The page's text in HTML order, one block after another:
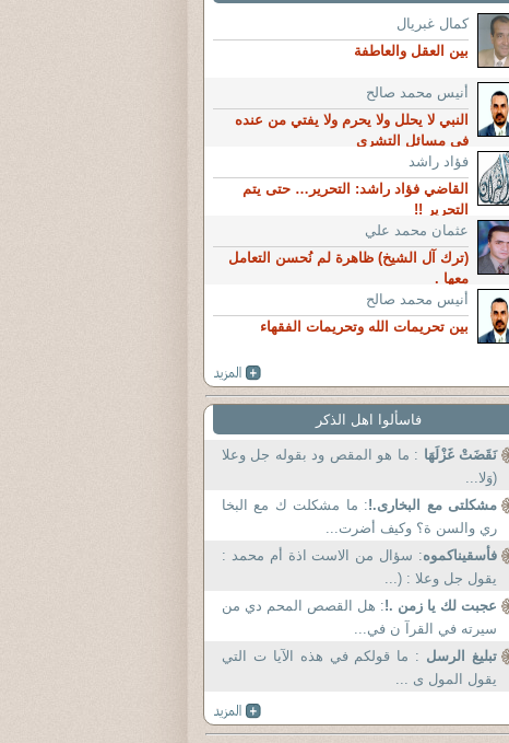
كمال غبريال
بين العقل والعاطفة
أنيس محمد صالح
النبي لا يحلل ولا يحرم ولا يفتي من عنده
في مسائل التشري
فؤاد راشد
القاضي فؤاد راشد: التحرير… حتى يتم
التحرير !!
عثمان محمد علي
(ترك آل الشيخ) ظاهرة لم نُحسن التعامل
معها .
أنيس محمد صالح
بين تحريمات الله وتحريمات الفقهاء
فاسألوا اهل الذكر
نَقَضَتْ غَزْلَهَا : ما هو المقص ود بقوله جل وعلا
(وَلا...
مشكلتى مع البخارى.!: ما مشكلت ك مع البخا
ري والسن ة؟ وكيف أضرت...
فأسقيناكموه: سؤال من الاست اذة أم محمد :
يقول جل وعلا : (...
عجبت لك يا زمن .!: هل القصص المحم دي من
سيرته في القرآ ن في...
تبليغ الرسل : ما قولكم في هذه الآيا ت التي
يقول المول ى ...